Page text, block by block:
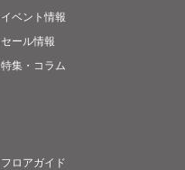
イベント情報
セール情報
特集・コラム
フロアガイド